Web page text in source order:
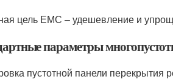
цель ЕМС – удешевление и
параметры
пустотной панели перекрытия